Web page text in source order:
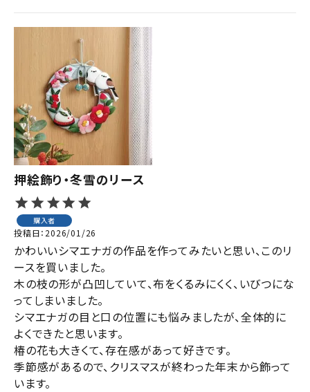
meeting_room ログイン person 会員登録
押絵飾り・冬雪のリース
購入者
投稿日 2026/01/26
かわいいシマエナガの作品を作ってみたいと思い、このリ
ースを買いました。
木の枝の形が凸凹していて、布をくるみにくく、いびつにな
ってしまいました。
シマエナガの目と口の位置にも悩みましたが、全体的に
よくできたと思います。
椿の花も大きくて、存在感があって好きです。
季節感があるので、クリスマスが終わった年末から飾って
います。